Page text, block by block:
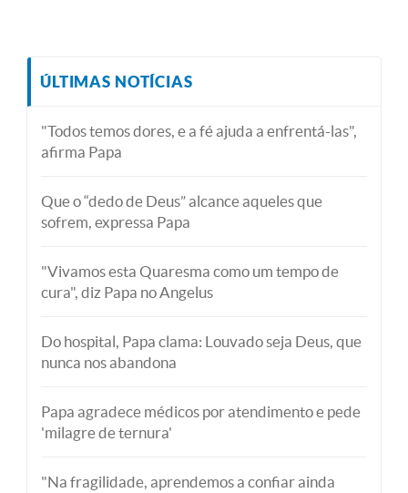
ÚLTIMAS NOTÍCIAS
"Todos temos dores, e a fé ajuda a enfrentá-las",
afirma Papa
Que o “dedo de Deus” alcance aqueles que
sofrem, expressa Papa
"Vivamos esta Quaresma como um tempo de
cura", diz Papa no Angelus
Do hospital, Papa clama: Louvado seja Deus, que
nunca nos abandona
Papa agradece médicos por atendimento e pede
'milagre de ternura'
"Na fragilidade, aprendemos a confiar ainda